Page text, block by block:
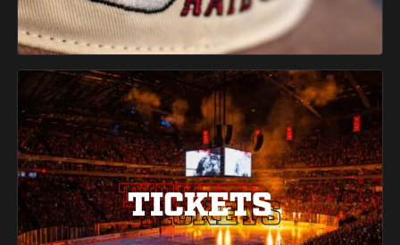
TICKETS
TICKETS
TICKETS